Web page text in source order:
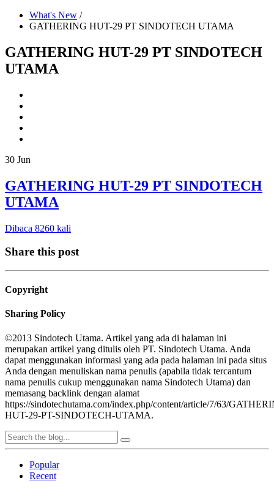
What's New /
GATHERING HUT-29 PT SINDOTECH UTAMA
GATHERING HUT-29 PT SINDOTECH
UTAMA
30 Jun
GATHERING HUT-29 PT SINDOTECH
UTAMA
Dibaca 8260 kali
Share this post
Copyright
Sharing Policy
©2013 Sindotech Utama. Artikel yang ada di halaman ini
merupakan artikel yang ditulis oleh PT. Sindotech Utama. Anda
dapat menggunakan informasi yang ada pada halaman ini pada situs
Anda dengan menuliskan nama penulis (apabila tidak tercantum
nama penulis cukup menggunakan nama Sindotech Utama) dan
memasang backlink dengan alamat
https://sindotechutama.com/index.php/content/article/7/63/
HUT-29-PT-SINDOTECH-UTAMA.
Popular
Recent